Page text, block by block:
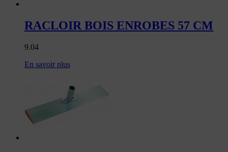
RACLOIR BOIS ENROBES 57 CM
9.04
En savoir plus